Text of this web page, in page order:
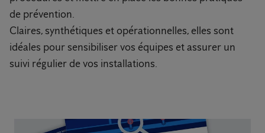
de prévention.
Claires, synthétiques et opérationnelles, elles sont
idéales pour sensibiliser vos équipes et assurer un
suivi régulier de vos installations.